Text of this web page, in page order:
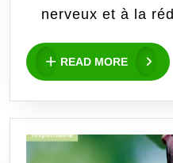
nerveux et à la
READ MORE